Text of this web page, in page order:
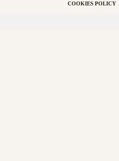
COOKIES POLICY